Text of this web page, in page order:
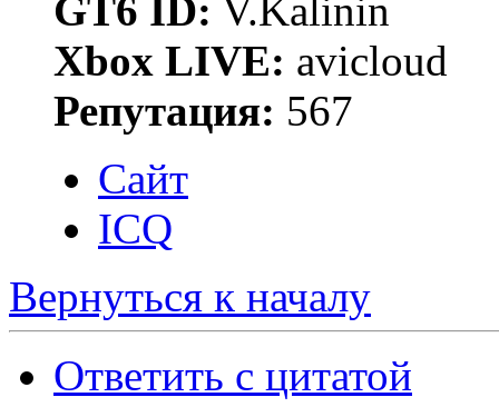
GT6 ID: V.Kalinin
Xbox LIVE: avicloud
Репутация: 567
Сайт
ICQ
Вернуться к началу
Ответить с цитатой